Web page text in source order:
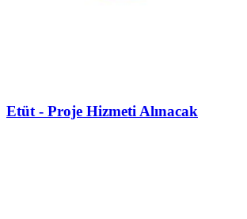
Etüt - Proje Hizmeti Alınacak